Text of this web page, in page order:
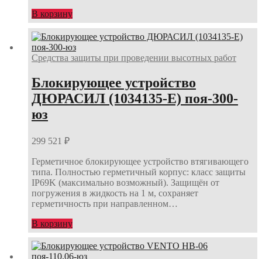
В корзину
Средства защиты при проведении высотных работ
Блокирующее устройство
ДЮРАСИЛ (1034135-E) поя-300-
юз
299 521 ₽
Герметичное блокирующее устройство втягивающего
типа. Полностью герметичный корпус: класс защиты
IP69K (максимально возможный). Защищён от
погружения в жидкость на 1 м, сохраняет
герметичность при направленном…
В корзину